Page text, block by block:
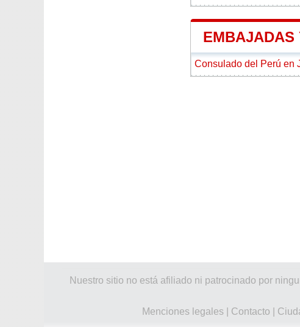
EMBAJADAS
Consulado del Perú en
Nuestro sitio no está afiliado ni patrocinado por
Menciones legales
Contacto